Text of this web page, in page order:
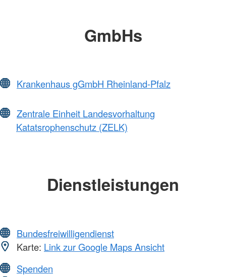
GmbHs
Krankenhaus gGmbH Rheinland-Pfalz
Zentrale Einheit Landesvorhaltung
Katatsrophenschutz (ZELK)
Dienstleistungen
Bundesfreiwilligendienst
Karte: Link zur Google Maps Ansicht
Spenden